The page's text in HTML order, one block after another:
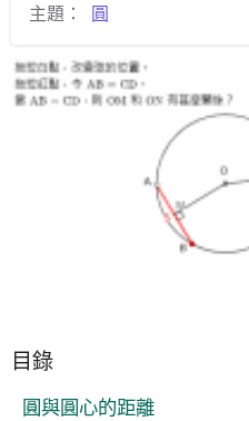
圓與圓心的距離
圓內的角的性質
角、弧與弦的關係
主題：
圓
目錄
圓與圓心的距離